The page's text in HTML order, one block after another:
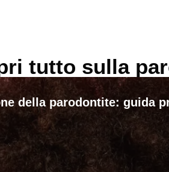
tutto sulla
della parodontite: guida